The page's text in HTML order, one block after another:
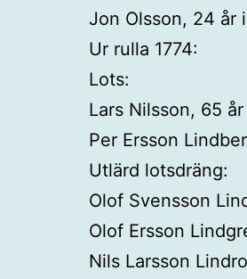
Jon Olsson, 24 år
Ur rulla 1774:
Lots:
Lars Nilsson, 65 år
Per Ersson
Utlärd lotsdräng:
Olof Svensson
Olof Ersson
Nils Larsson